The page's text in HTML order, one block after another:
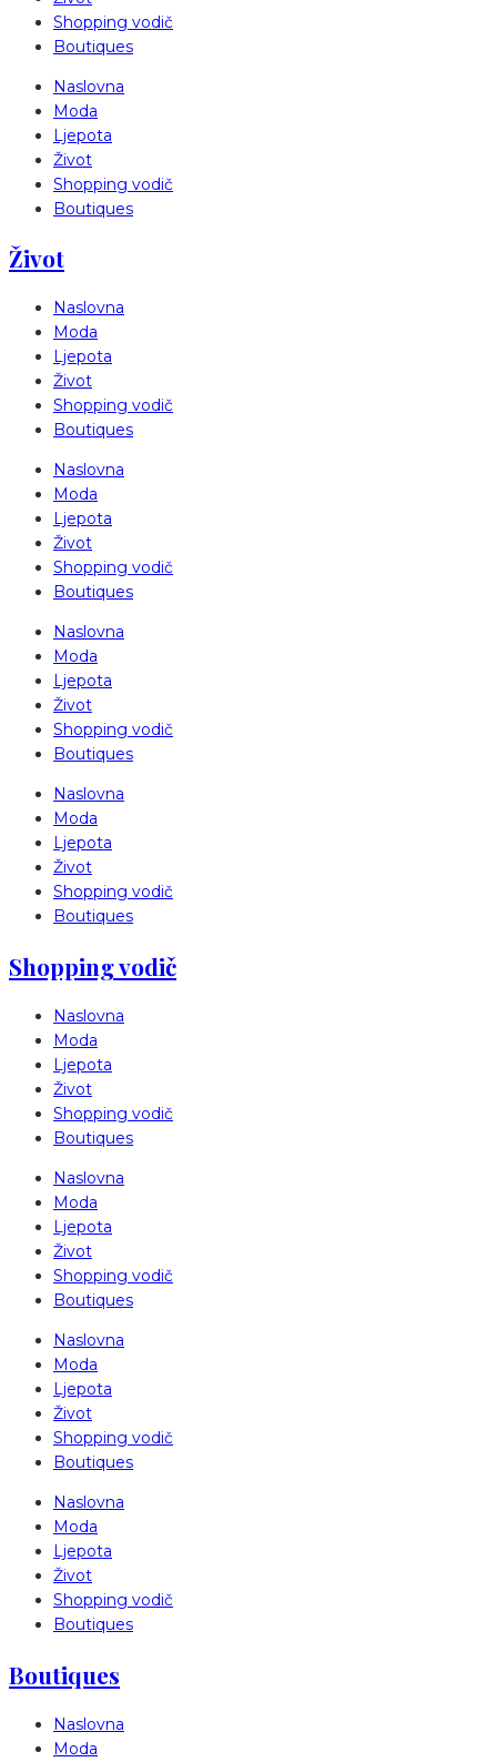
Shopping vodič
Boutiques
Naslovna
Moda
Ljepota
Život
Shopping vodič
Boutiques
Život
Naslovna
Moda
Ljepota
Život
Shopping vodič
Boutiques
Naslovna
Moda
Ljepota
Život
Shopping vodič
Boutiques
Naslovna
Moda
Ljepota
Život
Shopping vodič
Boutiques
Naslovna
Moda
Ljepota
Život
Shopping vodič
Boutiques
Shopping vodič
Naslovna
Moda
Ljepota
Život
Shopping vodič
Boutiques
Naslovna
Moda
Ljepota
Život
Shopping vodič
Boutiques
Naslovna
Moda
Ljepota
Život
Shopping vodič
Boutiques
Naslovna
Moda
Ljepota
Život
Shopping vodič
Boutiques
Boutiques
Naslovna
Moda